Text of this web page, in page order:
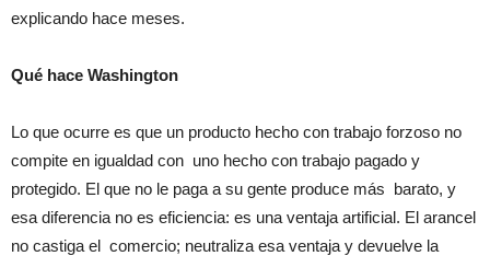
explicando hace meses.
Qué hace Washington
Lo que ocurre es que un producto hecho con trabajo forzoso no
compite en igualdad con uno hecho con trabajo pagado y
protegido. El que no le paga a su gente produce más barato, y
esa diferencia no es eficiencia: es una ventaja artificial. El arancel
no castiga el comercio; neutraliza esa ventaja y devuelve la